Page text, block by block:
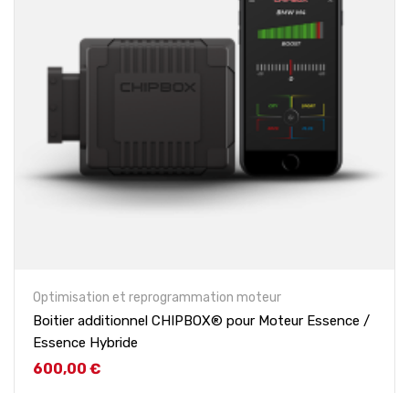
Optimisation et reprogrammation moteur
Boitier additionnel CHIPBOX® pour Moteur Essence /
Essence Hybride
Prix
600,00 €